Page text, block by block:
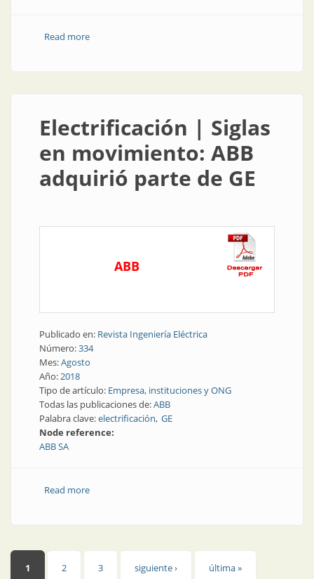
Read moreabout Consumo energético | Uso eficiente de la
Electrificación | Siglas
en movimiento: ABB
adquirió parte de GE
ABB
Publicado en: Revista Ingeniería Eléctrica
Número:334
Mes:Agosto
Año:2018
Tipo de artículo: Empresa, instituciones y ONG
Todas las publicaciones de:ABB
Palabra clave:electrificación GE
Node reference:
ABB SA
Read moreabout Electrificación | Siglas en movimiento: ABB
Páginas
1 2 3 siguiente › última »